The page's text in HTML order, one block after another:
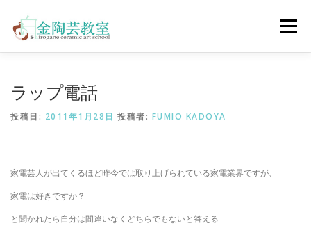
メニュー
ラップ電話
投稿日: 2011年1月28日 投稿者: FUMIO KADOYA
家電芸人が出てくるほど昨今では取り上げられている家電業界ですが、
家電は好きですか？
と聞かれたら自分は間違いなくどちらでもないと答える